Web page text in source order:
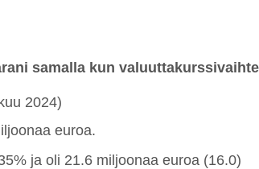
samalla kun
2024)
euroa.
ja oli 21.6 miljoonaa euroa (16.0)